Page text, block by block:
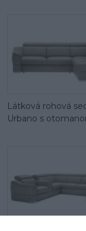
Látková rohová
Urbano s